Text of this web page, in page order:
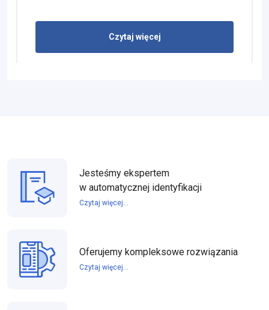
Czytaj więcej
Jesteśmy ekspertem
w automatycznej identyfikacji
Czytaj więcej...
Oferujemy kompleksowe rozwiązania
Czytaj więcej...